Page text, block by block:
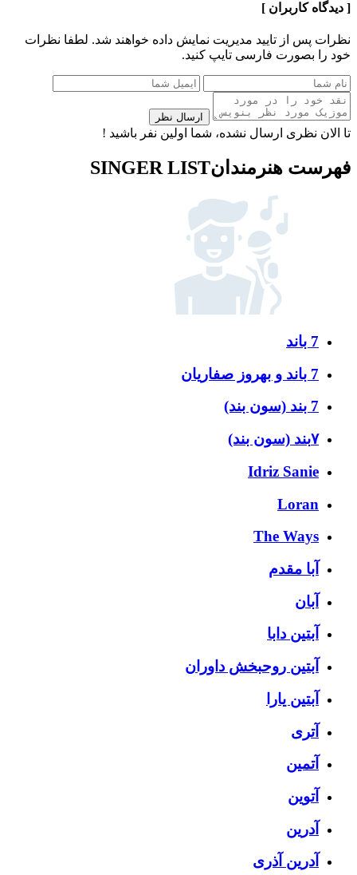
[ دیدگاه کاربران ]
نظرات پس از تایید مدیریت نمایش داده خواهند شد. لطفا نظرات
خود را بصورت فارسی تایپ کنید.
ارسال نظر
تا الان نظری ارسال نشده، شما اولین نفر باشید !
فهرست هنرمندانSINGER LIST
7 باند
7 باند و بهروز صفاریان
7 بند (سون بند)
۷بند (سون بند)
Idriz Sanie
Loran
The Ways
آبا مقدم
آبان
آبتین دابا
آبتین روحبخش داوران
آبتین یارا
آتری
آتمین
آتوین
آدرین
آدرین آذری